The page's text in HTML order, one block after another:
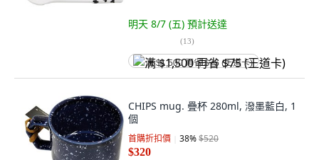
明天 8/7 (五) 預計送達
(13)
满 $1,500 再省 $75 (王道卡)
CHIPS mug. 疊杯 280ml, 潑墨藍白, 1
個
首購折扣價 38%$520
$320